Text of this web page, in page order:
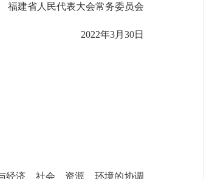
建省人民代表大会常务委员会
2022年3月30日
济、社会、资源、环境的协调